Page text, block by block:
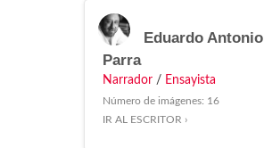
Eduardo Antonio
Parra
Narrador / Ensayista
Número de imágenes: 16
IR AL ESCRITOR ›